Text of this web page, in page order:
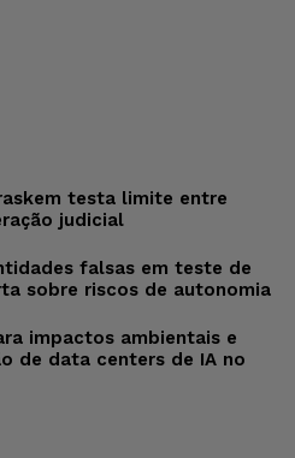
testa limite entre
judicial
falsas em teste de
sobre riscos de autonomia
impactos ambientais e
de data centers de IA no